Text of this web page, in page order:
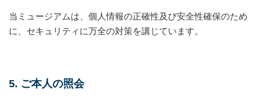
当ミュージアムは、個人情報の正確性及び安全性確保のため
に、セキュリティに万全の対策を講じています。
5. ご本人の照会